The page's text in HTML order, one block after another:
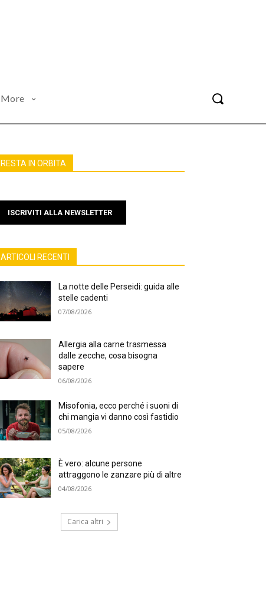
More
RESTA IN ORBITA
ISCRIVITI ALLA NEWSLETTER
ARTICOLI RECENTI
La notte delle Perseidi: guida alle
stelle cadenti
07/08/2026
Allergia alla carne trasmessa
dalle zecche, cosa bisogna
sapere
06/08/2026
Misofonia, ecco perché i suoni di
chi mangia vi danno così fastidio
05/08/2026
È vero: alcune persone
attraggono le zanzare più di altre
04/08/2026
Carica altri